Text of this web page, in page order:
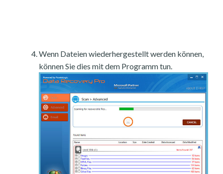
Wenn Dateien wiederhergestellt werden können,
können Sie dies mit dem Programm tun.